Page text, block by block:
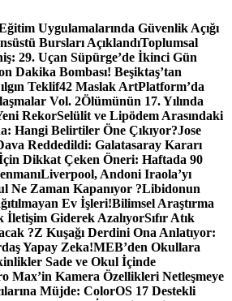
Uygulamalarında Güvenlik Açığı
Bursları AçıklandıToplumsal
29. Uçan Süpürge’de İkinci Gün
Dakika Bombası! Beşiktaş’tan
Teklif42 Maslak ArtPlatform’da
Vol. 2Ölümünün 17. Yılında
RekorSelülit ve Lipödem Arasındaki
Hangi Belirtiler Öne Çıkıyor?Jose
Reddedildi: Galatasaray Kararı
Dikkat Çeken Öneri: Haftada 90
Liverpool, Andoni Iraola’yı
Ne Zaman Kapanıyor ?Libidonun
Ev İşleri!Bilimsel Araştırma
Giderek AzalıyorSıfır Atık
?Z Kuşağı Derdini Ona Anlatıyor:
Yapay Zeka!MEB’den Okullara
Sade ve Okul İçinde
Max’in Kamera Özellikleri Netleşmeye
Müjde: ColorOS 17 Destekli